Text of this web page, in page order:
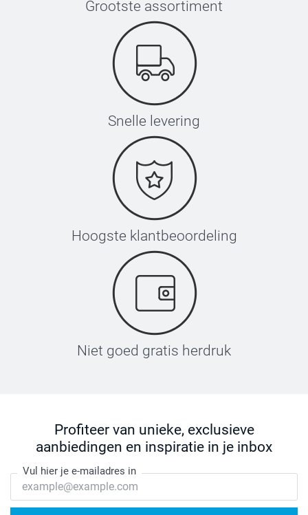
Grootste assortiment
Snelle levering
Hoogste klantbeoordeling
Niet goed gratis herdruk
Profiteer van unieke, exclusieve
aanbiedingen en inspiratie in je inbox
Vul hier je e-mailadres in